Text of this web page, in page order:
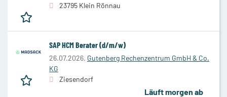
23795 Klein Rönnau
SAP HCM Berater (d/m/w)
26.07.2026, Gutenberg Rechenzentrum GmbH & Co.
KG
Ziesendorf
Läuft morgen ab